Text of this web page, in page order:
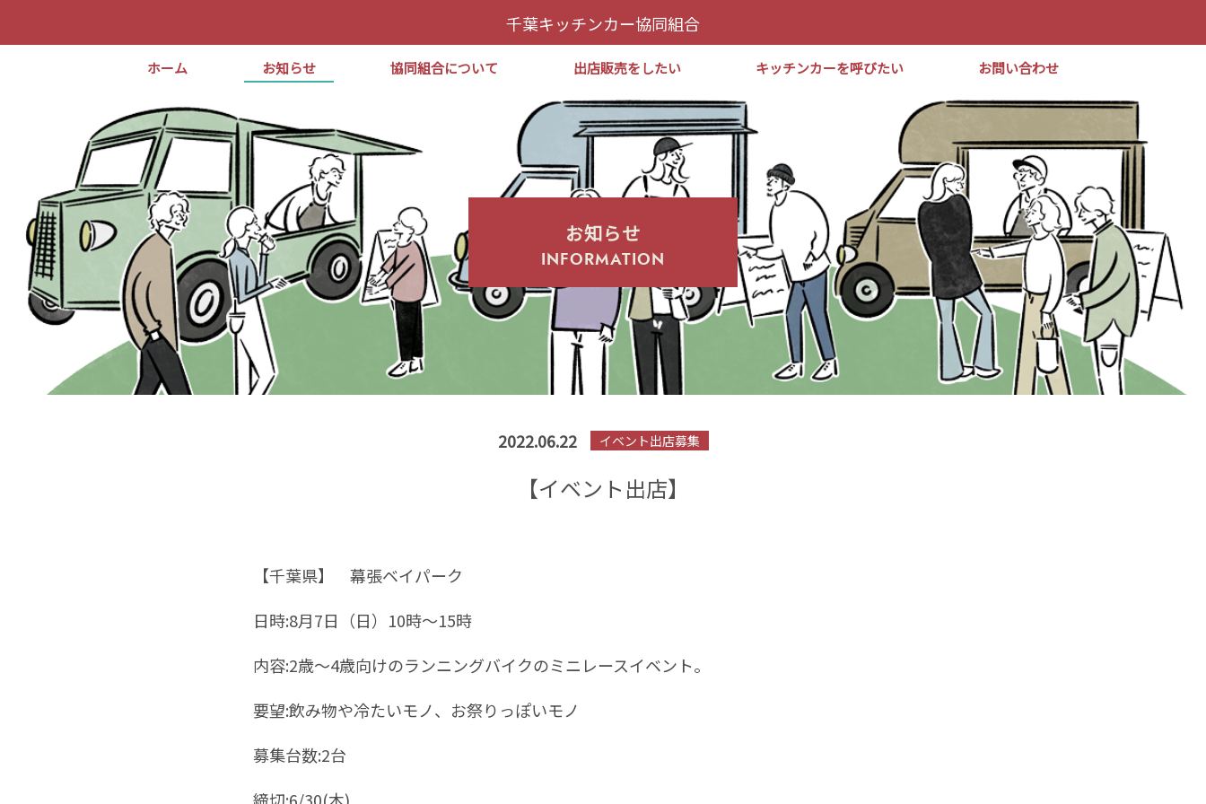
千葉キッチンカー協同組合
ホーム お知らせ 協同組合について 出店販売をしたい キッチンカーを呼びたい お問い合わせ
お知らせ
INFORMATION
2022.06.22 イベント出店募集
【イベント出店】
【千葉県】 幕張ベイパーク
日時:8月7日（日） 10時～15時
内容:2歳～4歳向けのランニングバイクのミニ レースイベント。
要望:飲み物や冷たいモノ、お祭りっぽいモノ
募集台数:2台